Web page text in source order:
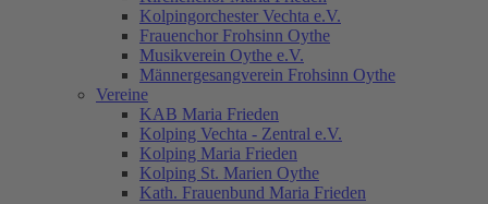
Kolpingorchester Vechta e.V.
Frauenchor Frohsinn Oythe
Musikverein Oythe e.V.
Männergesangverein Frohsinn Oythe
Vereine
KAB Maria Frieden
Kolping Vechta - Zentral e.V.
Kolping Maria Frieden
Kolping St. Marien Oythe
Kath. Frauenbund Maria Frieden